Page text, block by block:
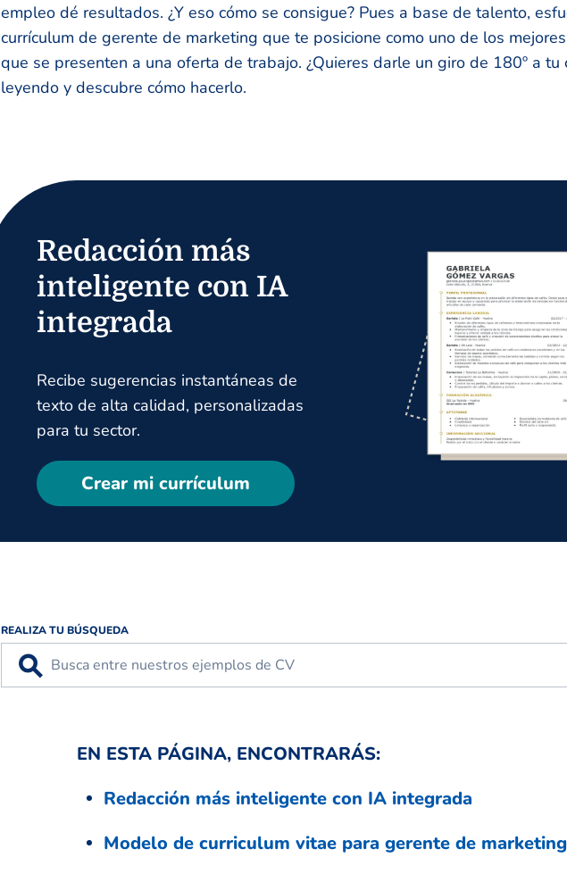
empleo dé resultados. ¿Y eso cómo se consigue? Pues a base de talento,
currículum de gerente de marketing que te posicione como uno de los
que se presenten a una oferta de trabajo. ¿Quieres darle un giro de 180º a tu
leyendo y descubre cómo hacerlo.
Redacción más
inteligente con IA
integrada
Recibe sugerencias instantáneas de
texto de alta calidad, personalizadas
para tu sector.
Crear mi currículum
REALIZA TU BÚSQUEDA
⚲
EN ESTA PÁGINA, ENCONTRARÁS:
Redacción más inteligente con IA integrada
Modelo de curriculum vitae para gerente de marketing